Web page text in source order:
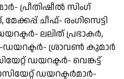
പ്രീതിഷീൽ സിംഗ്
ചീഫ്- രംഗിസെട്ടി
ലലിത് പ്രഭാകർ,
ശ്രാവൺ കുമാർ
ഡയറക്ടർ- വെങ്കട്ട്
ഡയറക്ടർമാർ-